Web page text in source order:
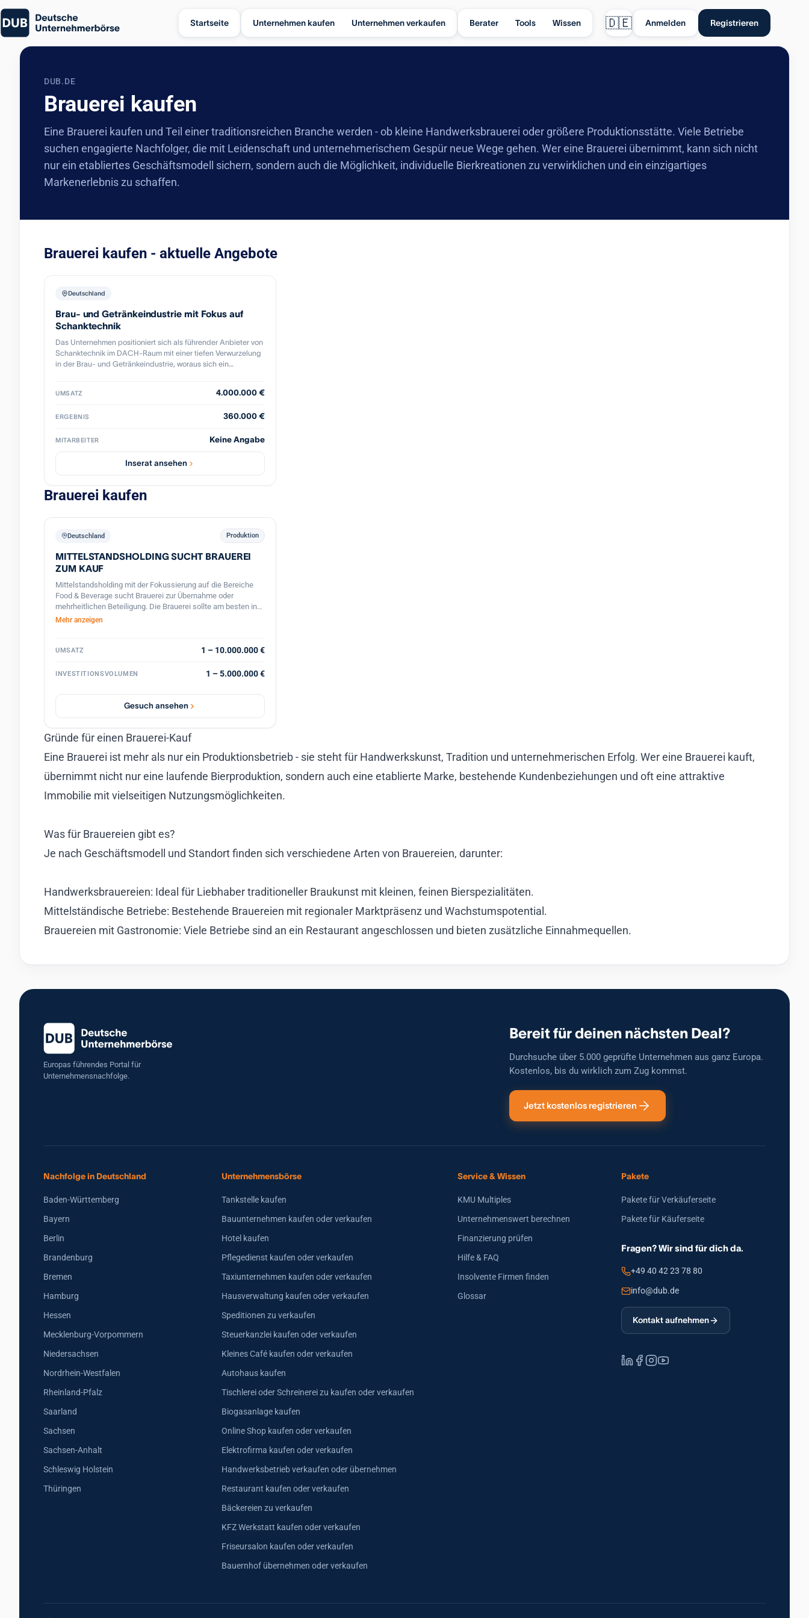
Startseite Unternehmen kaufen Unternehmen verkaufen Berater Tools Wissen 🇩🇪 Anmelden Registrieren
DUB.DE
Brauerei kaufen
Eine Brauerei kaufen und Teil einer traditionsreichen Branche werden - ob kleine Handwerksbrauerei oder größere Produktionsstätte. Viele Betriebe
suchen engagierte Nachfolger, die mit Leidenschaft und unternehmerischem Gespür neue Wege gehen. Wer eine Brauerei übernimmt, kann sich nicht
nur ein etabliertes Geschäftsmodell sichern, sondern auch die Möglichkeit, individuelle Bierkreationen zu verwirklichen und ein einzigartiges
Markenerlebnis zu schaffen.
Brauerei kaufen - aktuelle Angebote
Deutschland
Brau- und Getränkeindustrie mit Fokus auf
Schanktechnik
Das Unternehmen positioniert sich als führender Anbieter von
Schanktechnik im DACH-Raum mit einer tiefen Verwurzelung
in der Brau- und Getränkeindustrie, woraus sich ein
Voraussetzungen aus, welche das profitable und hochflexible
Die breite Kundenbasis des Unternehmens und seine
noch ungenutzten Wachstumspotenzial aufgrund bis dato
nicht aktiv betriebenen Vertriebs, sprechen für ein
Unternehmen mit starken Aussichten auf Expansion.
UMSATZ 4.000.000 €
ERGEBNIS 360.000 €
MITARBEITER Keine Angabe
Inserat ansehen
Brauerei kaufen
Deutschland Produktion
MITTELSTANDSHOLDING SUCHT BRAUEREI
ZUM KAUF
Mittelstandsholding mit der Fokussierung auf die Bereiche
Food & Beverage sucht Brauerei zur Übernahme oder
mehrheitlichen Beteiligung. Die Brauerei sollte am besten in
Bayern, Thüringen, Baden -Württemberg oder Österreich sein.
des bestehenden Geschäftsbetriebes. Brauereien mit
Lage kommen ebenfalls in Betracht. Wir freuen uns auf Ihre
Mehr anzeigen
UMSATZ 1 – 10.000.000 €
INVESTITIONSVOLUMEN 1 – 5.000.000 €
Gesuch ansehen
Gründe für einen Brauerei-Kauf
Eine Brauerei ist mehr als nur ein Produktionsbetrieb - sie steht für Handwerkskunst, Tradition und unternehmerischen Erfolg. Wer eine Brauerei kauft,
übernimmt nicht nur eine laufende Bierproduktion, sondern auch eine etablierte Marke, bestehende Kundenbeziehungen und oft eine attraktive
Immobilie mit vielseitigen Nutzungsmöglichkeiten.
Was für Brauereien gibt es?
Je nach Geschäftsmodell und Standort finden sich verschiedene Arten von Brauereien, darunter:
Handwerksbrauereien: Ideal für Liebhaber traditioneller Braukunst mit kleinen, feinen Bierspezialitäten.
Mittelständische Betriebe: Bestehende Brauereien mit regionaler Marktpräsenz und Wachstumspotential.
Brauereien mit Gastronomie: Viele Betriebe sind an ein Restaurant angeschlossen und bieten zusätzliche Einnahmequellen.
Europas führendes Portal für
Unternehmensnachfolge.
Bereit für deinen nächsten Deal?
Durchsuche über 5.000 geprüfte Unternehmen aus ganz Europa.
Kostenlos, bis du wirklich zum Zug kommst.
Jetzt kostenlos registrieren
Nachfolge in Deutschland
Baden-Württemberg
Bayern
Berlin
Brandenburg
Bremen
Hamburg
Hessen
Mecklenburg-Vorpommern
Niedersachsen
Nordrhein-Westfalen
Rheinland-Pfalz
Saarland
Sachsen
Sachsen-Anhalt
Schleswig Holstein
Thüringen
Unternehmensbörse
Tankstelle kaufen
Bauunternehmen kaufen oder verkaufen
Hotel kaufen
Pflegedienst kaufen oder verkaufen
Taxiunternehmen kaufen oder verkaufen
Hausverwaltung kaufen oder verkaufen
Speditionen zu verkaufen
Steuerkanzlei kaufen oder verkaufen
Kleines Café kaufen oder verkaufen
Autohaus kaufen
Tischlerei oder Schreinerei zu kaufen oder verkaufen
Biogasanlage kaufen
Online Shop kaufen oder verkaufen
Elektrofirma kaufen oder verkaufen
Handwerksbetrieb verkaufen oder übernehmen
Restaurant kaufen oder verkaufen
Bäckereien zu verkaufen
KFZ Werkstatt kaufen oder verkaufen
Friseursalon kaufen oder verkaufen
Bauernhof übernehmen oder verkaufen
Service & Wissen
KMU Multiples
Unternehmenswert berechnen
Finanzierung prüfen
Hilfe & FAQ
Insolvente Firmen finden
Glossar
Pakete
Pakete für Verkäuferseite
Pakete für Käuferseite
Fragen? Wir sind für dich da.
+49 40 42 23 78 80
info@dub.de
Kontakt aufnehmen